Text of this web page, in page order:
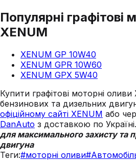
Популярні графітові
XENUM
XENUM GP 10W40
XENUM GPR 10W60
XENUM GPX 5W40
Купити графітові моторні
бензинових та дизельних
офіційному сайті XENUM або
DanAuto з доставкою по Україні.
для максимального захисту та
двигуна
Теги:#моторні оливи#